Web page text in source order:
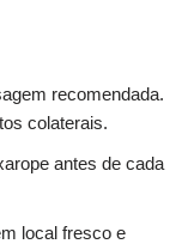
recomendada.
colaterais.
antes de cada
local fresco e